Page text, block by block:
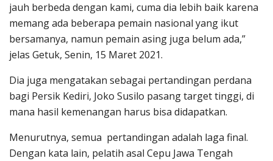
jauh berbeda dengan kami, cuma dia lebih baik karena
memang ada beberapa pemain nasional yang ikut
bersamanya, namun pemain asing juga belum ada,”
jelas Getuk, Senin, 15 Maret 2021.
Dia juga mengatakan sebagai pertandingan perdana
bagi Persik Kediri, Joko Susilo pasang target tinggi, di
mana hasil kemenangan harus bisa didapatkan.
Menurutnya, semua pertandingan adalah laga final.
Dengan kata lain, pelatih asal Cepu Jawa Tengah